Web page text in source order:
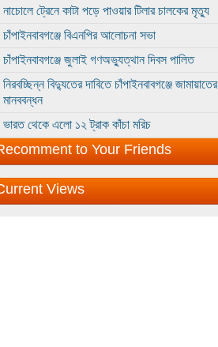
নাচোলে ট্রেনে কাটা পড়ে পাওয়ার টিলার চালকের মৃত্যু
চাঁপাইনবাবগঞ্জে বিএনপির আলোচনা সভা
চাঁপাইনবাবগঞ্জে জুলাই গণঅভ্যুত্থান দিবস পালিত
নিরবচ্ছিন্ন বিদ্যুতের দাবিতে চাঁপাইনবাবগঞ্জে জামায়াতের
মানববন্ধন
ভারত থেকে এলো ১২ ট্রাক কাঁচা মরিচ
to Your Friends
Views